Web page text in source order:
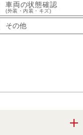
車両の状態確認
(外装・内装・キズ)
その他